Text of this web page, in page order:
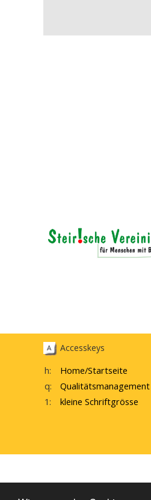
Accesskeys
h: Home/Startseite
q:
Qualitätsmanagement
1:
kleine Schriftgrösse